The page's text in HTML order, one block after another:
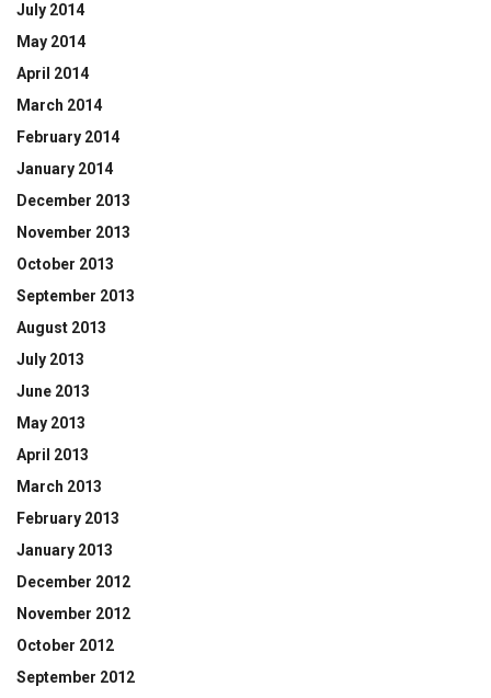
July 2014
May 2014
April 2014
March 2014
February 2014
January 2014
December 2013
November 2013
October 2013
September 2013
August 2013
July 2013
June 2013
May 2013
April 2013
March 2013
February 2013
January 2013
December 2012
November 2012
October 2012
September 2012